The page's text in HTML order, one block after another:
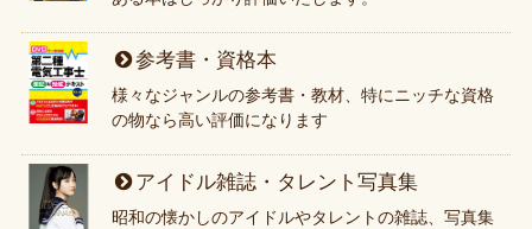
参考書・資格本
様々なジャンルの参考書・教材、特にニッチな資格
の物なら高い評価になります
アイドル雑誌・タレント写真集
昭和の懐かしのアイドルやタレントの雑誌、写真集